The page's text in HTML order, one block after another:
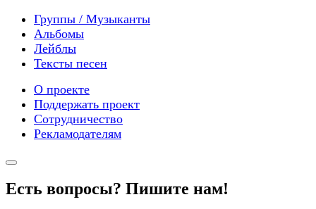
Группы / Музыканты
Альбомы
Лейблы
Тексты песен
О проекте
Поддержать проект
Сотрудничество
Рекламодателям
Есть вопросы? Пишите нам!